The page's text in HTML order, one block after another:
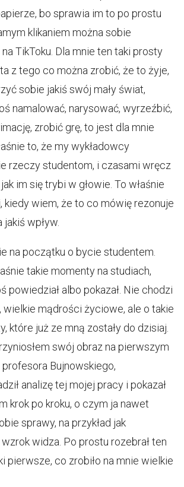
bo sprawia im to po prostu
klikaniem można sobie
TikToku. Dla mnie ten taki prosty
z tego co można zrobić, że to żyje,
sobie jakiś swój mały świat,
namalować, narysować, wyrzeźbić,
zrobić grę, to jest dla mnie
to, że my wykładowcy
rzeczy studentom, i czasami wręcz
im się trybi w głowie. To właśnie
kiedy wiem, że to co mówię rezonuje
wpływ.
na początku o bycie studentem.
takie momenty na studiach,
powiedział albo pokazał. Nie chodzi
wielkie mądrości życiowe, ale o takie
które już ze mną zostały do dzisiaj.
swój obraz na pierwszym
Bujnowskiego,
analizę tej mojej pracy i pokazał
krok po kroku, o czym ja nawet
sprawy, na przykład jak
widza. Po prostu rozebrał ten
pierwsze, co zrobiło na mnie wielkie